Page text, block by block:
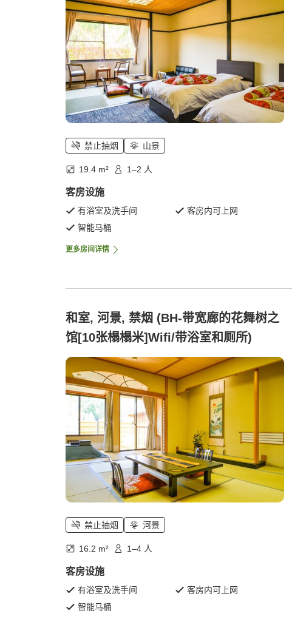
禁止抽烟 山景
19.4 m² 1–2 人
客房设施
有浴室及洗手间
客房内可上网
智能马桶
更多房间详情
和室, 河景, 禁烟 (BH-带宽廊的花舞树之
馆[10张榻榻米]Wifi/带浴室和厕所)
禁止抽烟 河景
16.2 m² 1–4 人
客房设施
有浴室及洗手间
客房内可上网
智能马桶